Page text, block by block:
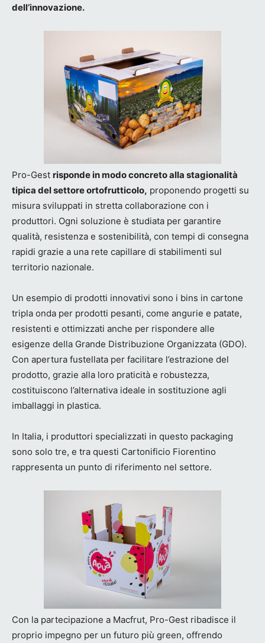
dell’innovazione.
Pro-Gest risponde in modo concreto alla stagionalità
tipica del settore ortofrutticolo, proponendo progetti su
misura sviluppati in stretta collaborazione con i
produttori. Ogni soluzione è studiata per garantire
qualità, resistenza e sostenibilità, con tempi di consegna
rapidi grazie a una rete capillare di stabilimenti sul
territorio nazionale.
Un esempio di prodotti innovativi sono i bins in cartone
tripla onda per prodotti pesanti, come angurie e patate,
resistenti e ottimizzati anche per rispondere alle
esigenze della Grande Distribuzione Organizzata (GDO).
Con apertura fustellata per facilitare l’estrazione del
prodotto, grazie alla loro praticità e robustezza,
costituiscono l’alternativa ideale in sostituzione agli
imballaggi in plastica.
In Italia, i produttori specializzati in questo packaging
sono solo tre, e tra questi Cartonificio Fiorentino
rappresenta un punto di riferimento nel settore.
Con la partecipazione a Macfrut, Pro-Gest ribadisce il
proprio impegno per un futuro più green, offrendo